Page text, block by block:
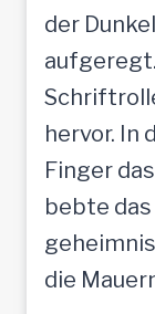
der
hervor. In
Finger
bebte das
die